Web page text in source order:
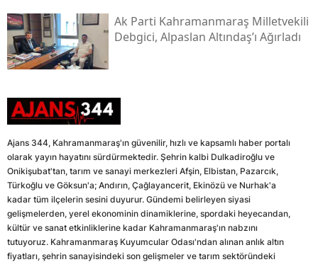
Ak Parti Kahramanmaraş Milletvekili
Debgici, Alpaslan Altındaş’ı Ağırladı
Ajans 344, Kahramanmaraş'ın güvenilir, hızlı ve kapsamlı haber portalı
olarak yayın hayatını sürdürmektedir. Şehrin kalbi Dulkadiroğlu ve
Onikişubat'tan, tarım ve sanayi merkezleri Afşin, Elbistan, Pazarcık,
Türkoğlu ve Göksun'a; Andırın, Çağlayancerit, Ekinözü ve Nurhak'a
kadar tüm ilçelerin sesini duyurur. Gündemi belirleyen siyasi
gelişmelerden, yerel ekonominin dinamiklerine, spordaki heyecandan,
kültür ve sanat etkinliklerine kadar Kahramanmaraş'ın nabzını
tutuyoruz. Kahramanmaraş Kuyumcular Odası'ndan alınan anlık altın
fiyatları, şehrin sanayisindeki son gelişmeler ve tarım sektöründeki